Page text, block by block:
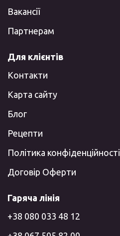
Вакансії
Партнерам
Для клієнтів
Контакти
Карта сайту
Блог
Рецепти
Політика конфіденційності
Договір Оферти
Гаряча лінія
+38 080 033 48 12